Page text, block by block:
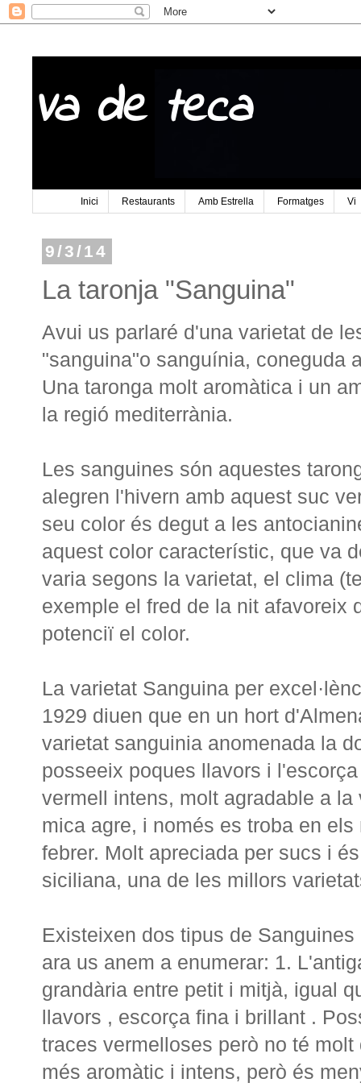
Va de teca
Inici Restaurants Amb Estrella Formatges Vi
9/3/14
La taronja "Sanguina"
Avui us parlaré d'una varietat de
"sanguina"o sanguínia, coneguda
Una taronga molt aromàtica i un
la regió mediterrània.
Les sanguines són aquestes
alegren l'hivern amb aquest suc
seu color és degut a les
aquest color característic, que va
varia segons la varietat, el clima
exemple el fred de la nit afavoreix
potenciï el color.
La varietat Sanguina per
1929 diuen que en un hort
varietat sanguinia anomenada la
posseeix poques llavors i
vermell intens, molt agradable a
mica agre, i només es troba en
febrer. Molt apreciada per sucs i
siciliana, una de les millors
Existeixen dos tipus de
ara us anem a enumerar: 1.
grandària entre petit i mitjà, igual
llavors , escorça fina i brillant .
traces vermelloses però no té
més aromàtic i intens, però és